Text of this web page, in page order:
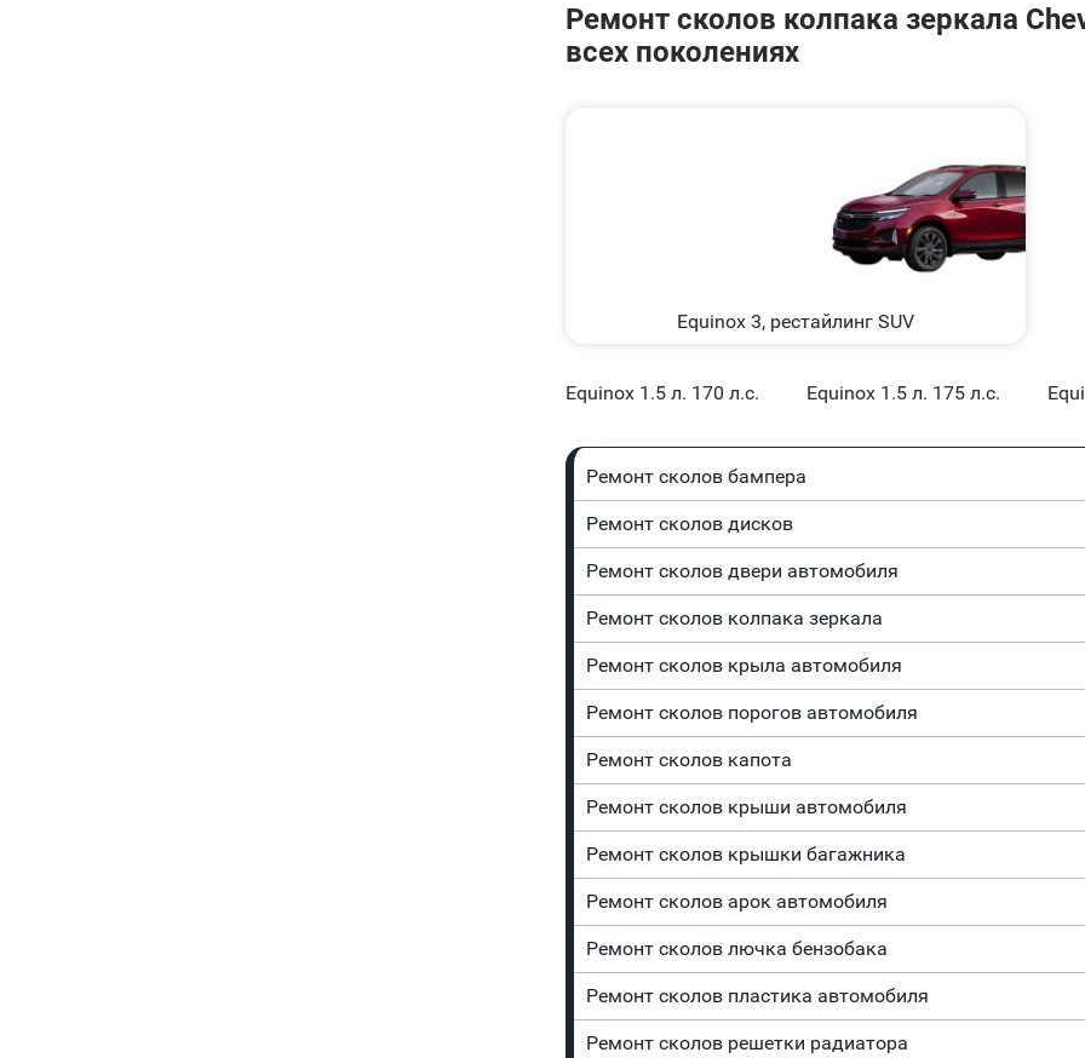
Ремонт сколов колпака зеркала
всех поколениях
Equinox 3, рестайлинг SUV
Equinox 1.5 л. 170 л.с. Equinox 1.5 л. 175 л.с.
Ремонт сколов бампера
Ремонт сколов дисков
Ремонт сколов двери автомобиля
Ремонт сколов колпака зеркала
Ремонт сколов крыла автомобиля
Ремонт сколов порогов автомобиля
Ремонт сколов капота
Ремонт сколов крыши автомобиля
Ремонт сколов крышки багажника
Ремонт сколов арок автомобиля
Ремонт сколов лючка бензобака
Ремонт сколов пластика автомобиля
Ремонт сколов решетки радиатора